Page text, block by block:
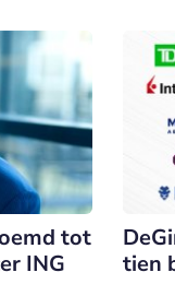
tot
ING
tien